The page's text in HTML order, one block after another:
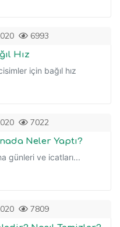
6993
Hız
için bağıl hız
7022
Neler Yaptı?
günleri ve icatları...
7809